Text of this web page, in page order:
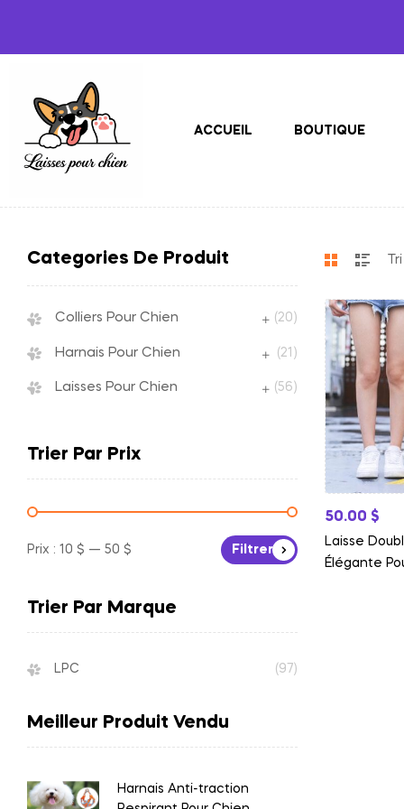
ACCUEIL BOUTIQUE
50.00 $
Laisse
Élégante
Categories De Produit
Colliers Pour Chien (20)
Harnais Pour Chien (21)
Laisses Pour Chien (56)
Trier Par Prix
Filtrer
Prix : 10 $ — 50 $
Trier Par Marque
LPC (97)
Meilleur Produit Vendu
Harnais Anti-traction